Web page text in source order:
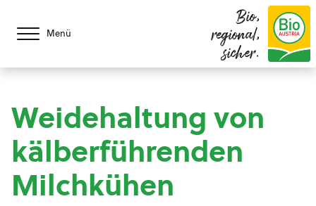
Menü
Bio,
regional,
sicher.
Weidehaltung von
kälberführenden
Milchkühen